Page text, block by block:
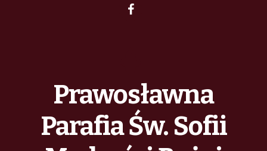
Prawosławna
Parafia Św. Sofii